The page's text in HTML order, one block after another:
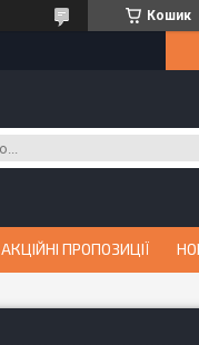
Кошик
АКЦІЙНІ ПРОПОЗИЦІЇ